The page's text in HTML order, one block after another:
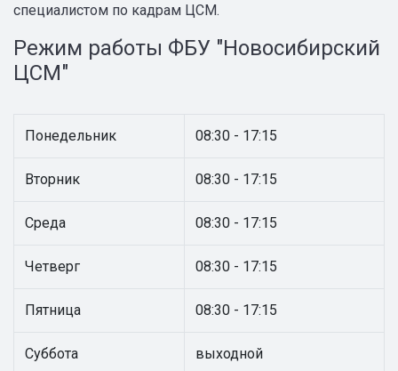
специалистом по кадрам ЦСМ.
Режим работы ФБУ "Новосибирский
ЦСМ"
Понедельник 08:30 - 17:15
Вторник 08:30 - 17:15
Среда 08:30 - 17:15
Четверг 08:30 - 17:15
Пятница 08:30 - 17:15
Суббота выходной